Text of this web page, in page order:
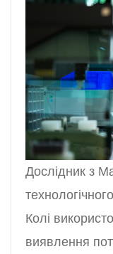
Дослідник з
Колі
виявлення